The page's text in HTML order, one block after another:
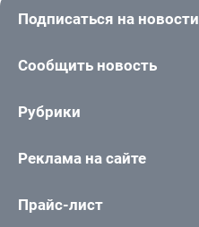
Подписаться на новости
Сообщить новость
Рубрики
Реклама на сайте
Прайс-лист